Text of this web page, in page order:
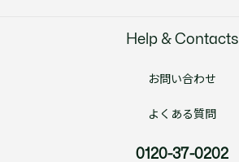
Help & Contacts
お問い合わせ
よくある質問
0120-37-0202